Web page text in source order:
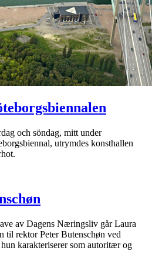
och söndag, mitt under
utrymdes konsthallen
av Dagens Næringsliv går Laura
til rektor Peter Butenschøn ved
karakteriserer som autoritær og